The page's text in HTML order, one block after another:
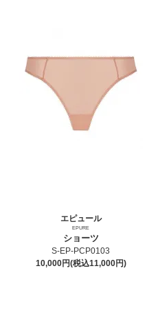
エピュール
EPURE
ショーツ
S-EP-PCP0103
10,000円(税込11,000円)